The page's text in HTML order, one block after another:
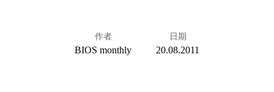
作者
BIOS monthly
日期
20.08.2011